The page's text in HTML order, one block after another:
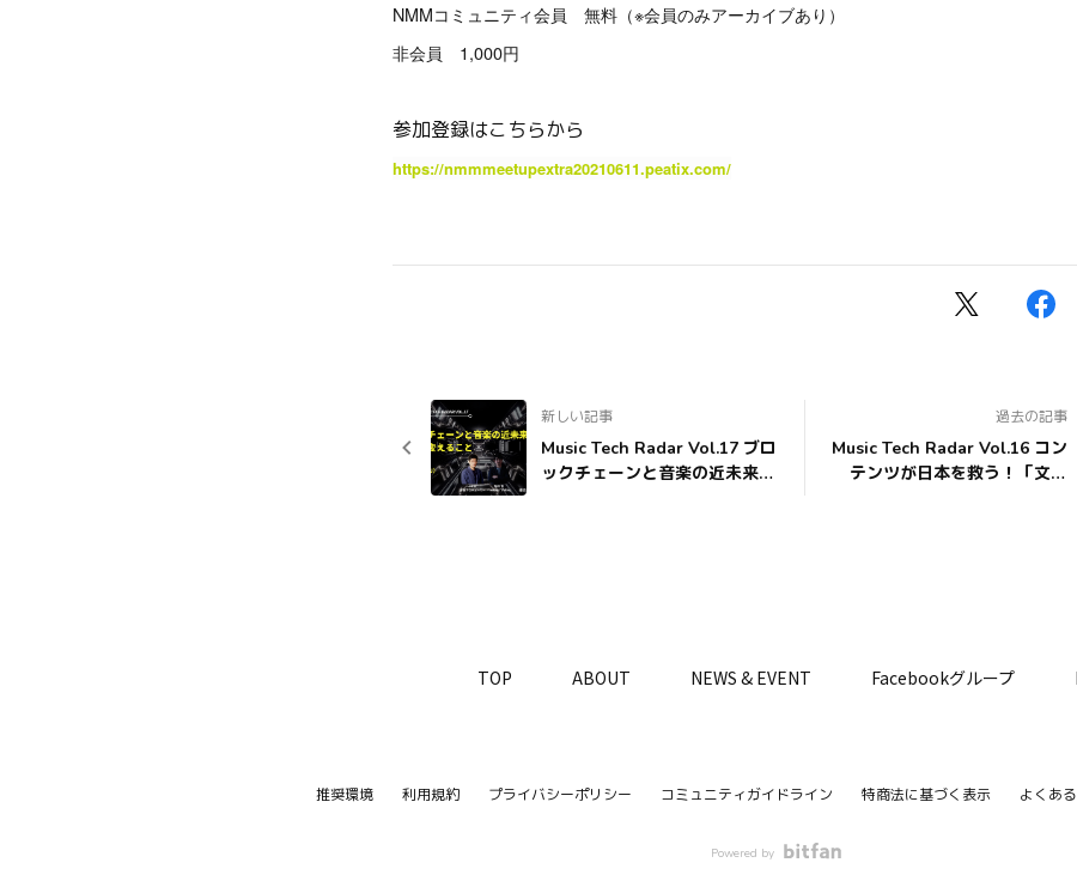
NMMコミュニティ会員 無料（※会員のみアーカイブあり）
非会員 1,000円
参加登録はこちらから
https://nmmmeetupextra20210611.peatix.com/
新しい記事
Music Tech Radar Vol.17 ブロ
ックチェーンと音楽の近未来〜
過去の記事
Music Tech Radar Vol.16 コン
テンツが日本を救う！「文化
TOP ABOUT NEWS & EVENT Facebookグループ
推奨環境 利用規約 プライバシーポリシー コミュニティガイドライン 特商法に基づく表示 よくあ
Powered by